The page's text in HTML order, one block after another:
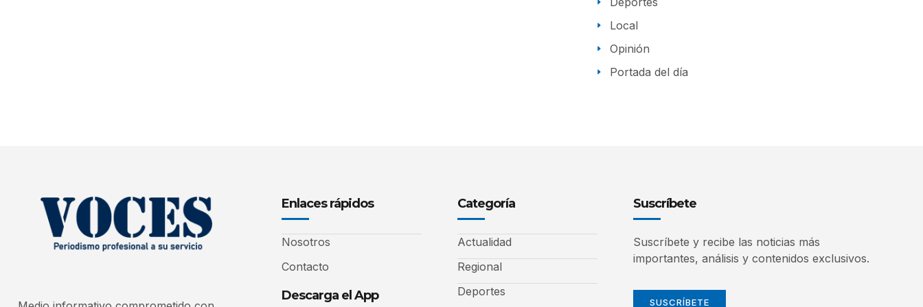
Local
Opinión
Portada del día
Enlaces rápidos
Nosotros
Contacto
Descarga el App
Categoría
Actualidad
Regional
Deportes
Suscríbete
Suscríbete y recibe las noticias más
importantes, análisis y contenidos exclusivos.
SUSCRÍBETE